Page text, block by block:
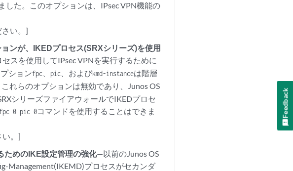
した。このオプションは、IPsec VPN機能の
さい。]
ンが、IKEDプロセス(SRXシリーズ)を使用
セスを使用してIPsec VPNを実行するために
ションfpc 、pic 、およびkmd-instanceは階層
れらのオプションは無効であり、Junos OS
シリーズファイアウォールでIKEDプロセ
0 pic 0コマンドを使用することはできま
い。]
ためのIKE設定管理の強化—以前のJunos OS
Management(IKEMD)プロセスがセカンダ
Feedback